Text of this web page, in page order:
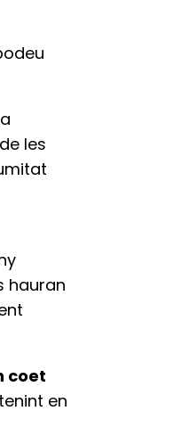
les
hauran
coet
en